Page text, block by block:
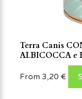
Terra Canis
ALBICOCCA e
From 3,20 €